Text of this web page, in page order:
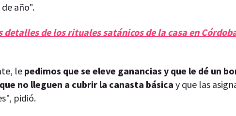
año".
detalles de los rituales satánicos de la casa en
le pedimos que se eleve ganancias y que le dé un
no lleguen a cubrir la canasta básica y que las
pidió.